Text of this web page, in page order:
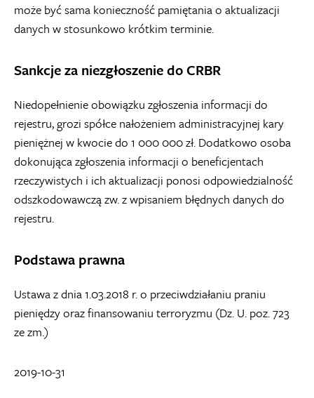
może być sama konieczność pamiętania o aktualizacji
danych w stosunkowo krótkim terminie.
Sankcje za niezgłoszenie do CRBR
Niedopełnienie obowiązku zgłoszenia informacji do
rejestru, grozi spółce nałożeniem administracyjnej kary
pieniężnej w kwocie do 1 000 000 zł. Dodatkowo osoba
dokonująca zgłoszenia informacji o beneficjentach
rzeczywistych i ich aktualizacji ponosi odpowiedzialność
odszkodowawczą zw. z wpisaniem błędnych danych do
rejestru.
Podstawa prawna
Ustawa z dnia 1.03.2018 r. o przeciwdziałaniu praniu
pieniędzy oraz finansowaniu terroryzmu (Dz. U. poz. 723
ze zm.)
2019-10-31